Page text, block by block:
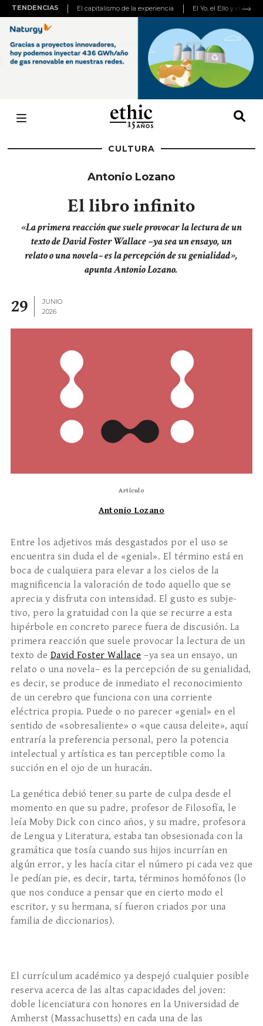
TENDENCIAS El capitalismo de la experiencia El Yo, el Ello y el
CULTURA
Antonio Lozano
El libro infinito
«La primera reacción que suele provocar la lectura de un
texto de David Foster Wallace –ya sea un ensayo, un
relato o una novela– es la percepción de su genialidad»,
apunta Antonio Lozano.
29
JUNIO
2026
Artículo
Antonio Lozano
Entre los adjetivos más desgastados por el uso se
encuentra sin duda el de «genial». El término está en
boca de cualquiera para elevar a los cielos de la
magnificencia la valoración de todo aquello que se
aprecia y disfruta con intensidad. El gusto es subje­
tivo, pero la gratuidad con la que se recurre a esta
hipérbole en concreto parece fuera de discusión. La
primera reacción que suele provocar la lectura de un
texto de David Foster Wallace –ya sea un ensayo, un
relato o una novela– es la percepción de su genialidad,
es decir, se produce de inmediato el reconocimiento
de un cerebro que funciona con una corriente
eléctrica propia. Puede o no parecer «genial» en el
sentido de «sobresaliente» o «que causa deleite», aquí
entraría la preferencia personal, pero la potencia
intelectual y artística es tan perceptible como la
succión en el ojo de un huracán.
La genética debió tener su parte de culpa desde el
momento en que su padre, profe­sor de Filosofía, le
leía Moby Dick con cinco años, y su madre, profesora
de Lengua y Literatura, es­taba tan obsesionada con la
gramática que tosía cuando sus hijos incurrían en
algún error, y les ha­cía citar el número pi cada vez que
le pedían pie, es decir, tarta, términos homófonos (lo
que nos condu­ce a pensar que en cierto modo el
escritor, y su her­mana, sí fueron criados por una
familia de diccio­narios).
El currículum académico ya despejó cualquier posible
reserva acerca de las altas capacidades del joven:
doble licenciatura con honores en la Univer­sidad de
Amherst (Massachusetts) en cada una de las